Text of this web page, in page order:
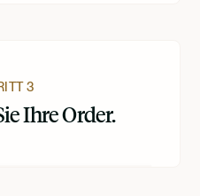
3
Ihre Order.